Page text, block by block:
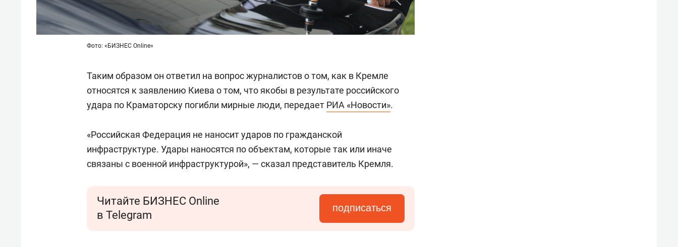
Фото: «БИЗНЕС Online»
Таким образом он ответил на вопрос журналистов о том, как в Кремле
относятся к заявлению Киева о том, что якобы в результате российского
удара по Краматорску погибли мирные люди, передает РИА «Новости».
«Российская Федерация не наносит ударов по гражданской
инфраструктуре. Удары наносятся по объектам, которые так или иначе
связаны с военной инфраструктурой», — сказал представитель Кремля.
Читайте БИЗНЕС Online
в Telegram
подписаться